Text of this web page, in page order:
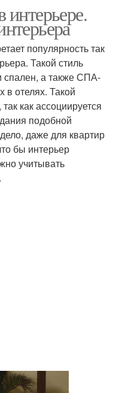
интерьере.
популярность так
Такой стиль
а также СПА-
в отелях. Такой
как ассоциируется
подобной
даже для квартир
бы интерьер
учитывать